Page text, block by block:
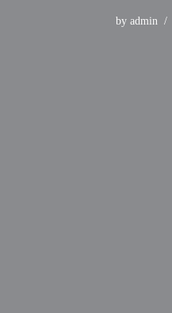
by admin